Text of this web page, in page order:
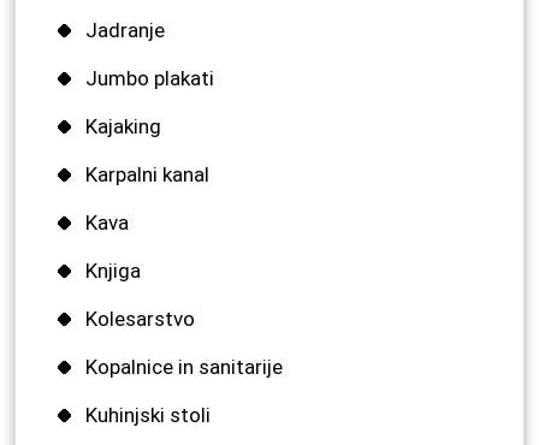
Jadranje
Jumbo plakati
Kajaking
Karpalni kanal
Kava
Knjiga
Kolesarstvo
Kopalnice in sanitarije
Kuhinjski stoli